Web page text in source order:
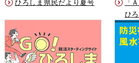
ひろしま県民だより夏号
「
ひ